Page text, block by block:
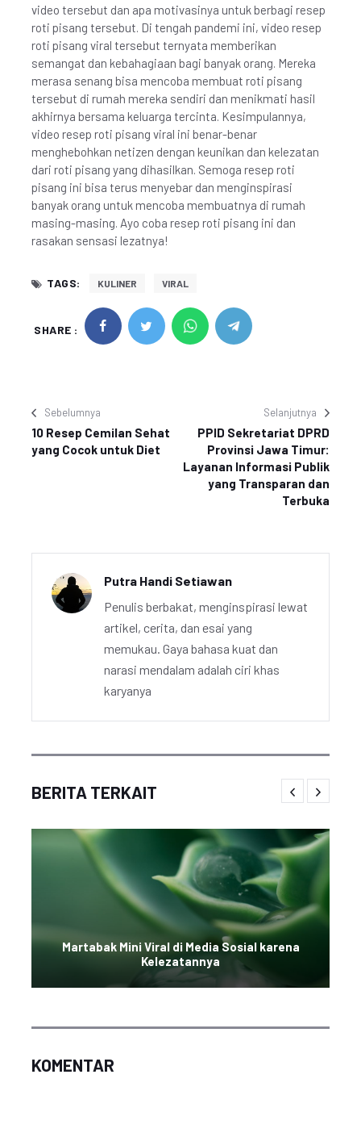
video tersebut dan apa motivasinya untuk berbagi resep
roti pisang tersebut. Di tengah pandemi ini, video resep
roti pisang viral tersebut ternyata memberikan
semangat dan kebahagiaan bagi banyak orang. Mereka
merasa senang bisa mencoba membuat roti pisang
tersebut di rumah mereka sendiri dan menikmati hasil
akhirnya bersama keluarga tercinta. Kesimpulannya,
video resep roti pisang viral ini benar-benar
menghebohkan netizen dengan keunikan dan kelezatan
dari roti pisang yang dihasilkan. Semoga resep roti
pisang ini bisa terus menyebar dan menginspirasi
banyak orang untuk mencoba membuatnya di rumah
masing-masing. Ayo coba resep roti pisang ini dan
rasakan sensasi lezatnya!
TAGS: KULINER VIRAL
SHARE :
Sebelumnya
10 Resep Cemilan Sehat
yang Cocok untuk Diet
Selanjutnya
PPID Sekretariat DPRD
Provinsi Jawa Timur:
Layanan Informasi Publik
yang Transparan dan
Terbuka
Putra Handi Setiawan
Penulis berbakat, menginspirasi lewat
artikel, cerita, dan esai yang
memukau. Gaya bahasa kuat dan
narasi mendalam adalah ciri khas
karyanya
BERITA TERKAIT
Martabak Mini Viral di Media Sosial karena
Kelezatannya
KOMENTAR